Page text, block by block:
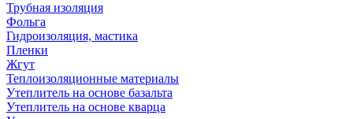
Трубная изоляция
Фольга
Гидроизоляция, мастика
Пленки
Жгут
Теплоизоляционные материалы
Утеплитель на основе базальта
Утеплитель на основе кварца